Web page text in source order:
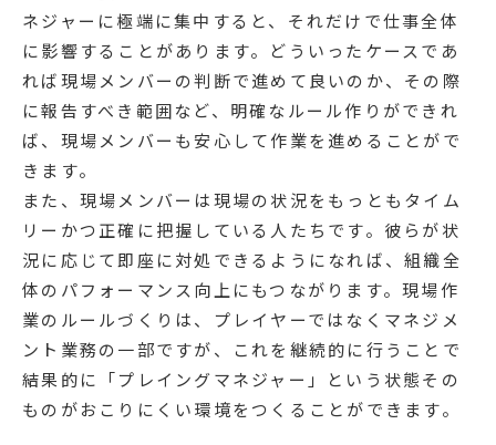
ネジャーに極端に集中すると、それだけで仕事全体
に影響することがあります。どういったケースであ
れば現場メンバーの判断で進めて良いのか、その際
に報告すべき範囲など、明確なルール作りができれ
ば、現場メンバーも安心して作業を進めることがで
きます。
また、現場メンバーは現場の状況をもっともタイム
リーかつ正確に把握している人たちです。彼らが状
況に応じて即座に対処できるようになれば、組織全
体のパフォーマンス向上にもつながります。現場作
業のルールづくりは、プレイヤーではなくマネジメ
ント業務の一部ですが、これを継続的に行うことで
結果的に「プレイングマネジャー」という状態その
ものがおこりにくい環境をつくることができます。